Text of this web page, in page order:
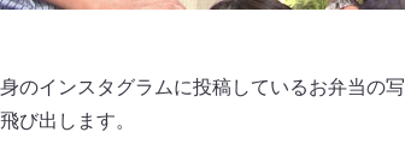
のインスタグラムに投稿しているお弁当の
び出します。